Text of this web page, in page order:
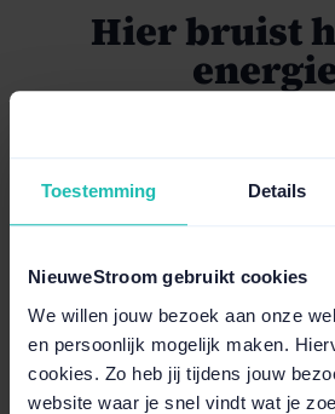
Toestemming Details
NieuweStroom gebruikt cookies
We willen jouw bezoek aan onze
en persoonlijk mogelijk maken.
cookies. Zo heb jij tijdens jouw
website waar je snel vindt wat je
Hier bruist
NieuweStromers geloven in
durven we gebaande paden te
aan een dynamische